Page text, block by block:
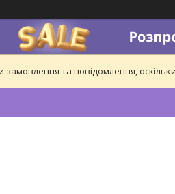
та повідомлення,